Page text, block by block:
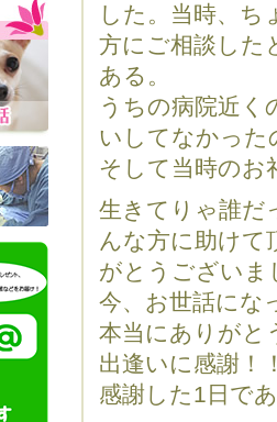
した。当時、
方にご相談した
ある。
うちの病院近
いしてなかった
そして当時のお
生きてりゃ誰だ
んな方に助けて
がとうございま
今、お世話にな
本当にありがと
出逢いに感謝
感謝した1日で